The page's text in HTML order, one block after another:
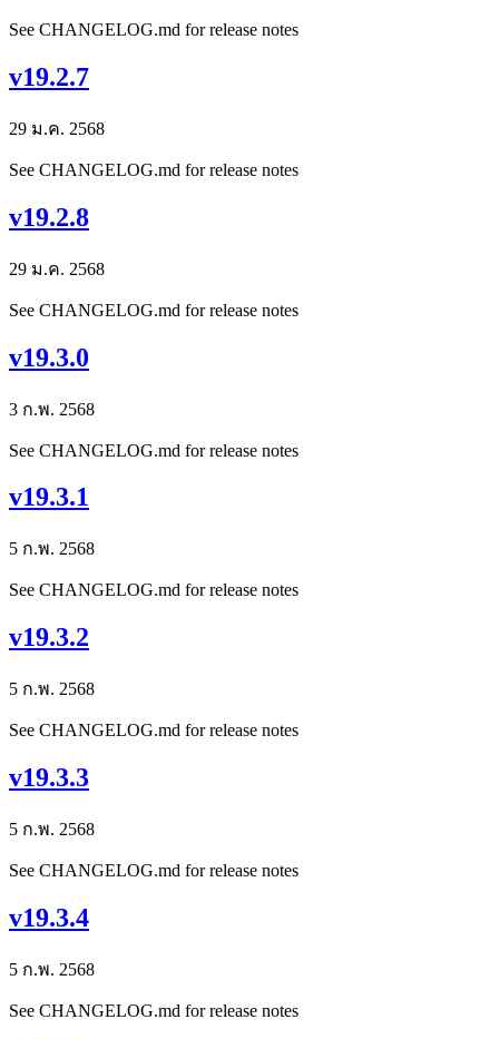
See CHANGELOG.md for release notes
v19.2.7
29 ม.ค. 2568
See CHANGELOG.md for release notes
v19.2.8
29 ม.ค. 2568
See CHANGELOG.md for release notes
v19.3.0
3 ก.พ. 2568
See CHANGELOG.md for release notes
v19.3.1
5 ก.พ. 2568
See CHANGELOG.md for release notes
v19.3.2
5 ก.พ. 2568
See CHANGELOG.md for release notes
v19.3.3
5 ก.พ. 2568
See CHANGELOG.md for release notes
v19.3.4
5 ก.พ. 2568
See CHANGELOG.md for release notes